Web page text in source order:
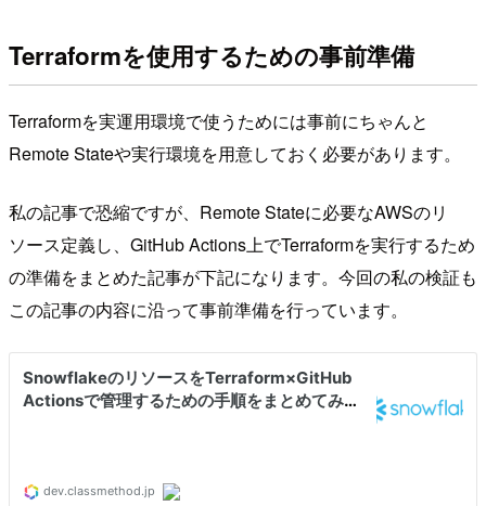
Terraformを使用するための事前準備
Terraformを実運用環境で使うためには事前にちゃんと
Remote Stateや実行環境を用意しておく必要があります。
私の記事で恐縮ですが、Remote Stateに必要なAWSのリ
ソース定義し、GitHub Actions上でTerraformを実行するため
の準備をまとめた記事が下記になります。今回の私の検証も
この記事の内容に沿って事前準備を行っています。